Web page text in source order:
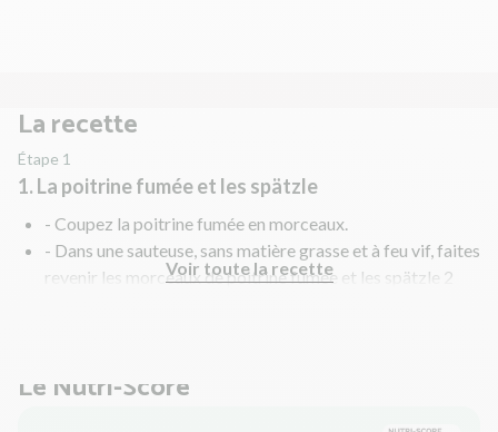
La recette
Étape 1
1. La poitrine fumée et les spätzle
- Coupez la poitrine fumée en morceaux.
- Dans une sauteuse, sans matière grasse et à feu vif, faites
revenir les morceaux de poitrine fumée et les spätzle 2
Voir toute la recette
Le Nutri-Score